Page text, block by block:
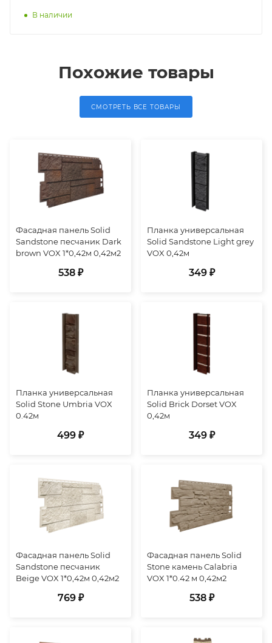
В наличии
Похожие товары
СМОТРЕТЬ ВСЕ ТОВАРЫ
Фасадная панель Solid
Sandstone песчаник Dark
brown VOX 1*0,42м 0,42м2
538 ₽
Планка универсальная
Solid Sandstone Light grey
VOX 0,42м
349 ₽
Планка универсальная
Solid Stone Umbria VOX
0.42м
499 ₽
Планка универсальная
Solid Brick Dorset VOX
0,42м
349 ₽
Фасадная панель Solid
Sandstone песчаник
Beige VOX 1*0,42м 0,42м2
769 ₽
Фасадная панель Solid
Stone камень Calabria
VOX 1*0.42 м 0,42м2
538 ₽